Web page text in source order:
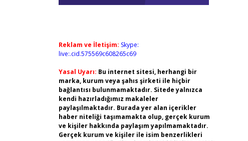
Reklam ve İletişim: Skype:
live:.cid.575569c608265c69
Yasal Uyarı: Bu internet sitesi, herhangi bir
marka, kurum veya şahıs şirketi ile hiçbir
bağlantısı bulunmamaktadır. Sitede yalnızca
kendi hazırladığımız makaleler
paylaşılmaktadır. Burada yer alan içerikler
haber niteliği taşımamakta olup, gerçek kurum
ve kişiler hakkında paylaşım yapılmamaktadır.
Gerçek kurum ve kişiler ile isim benzerlikleri